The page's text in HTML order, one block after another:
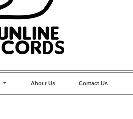
About Us Contact Us